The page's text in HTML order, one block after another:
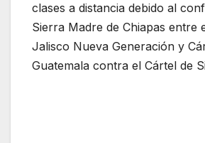
clases a distancia debido al
Sierra Madre de Chiapas entre
Jalisco Nueva Generación y
Guatemala contra el Cártel de